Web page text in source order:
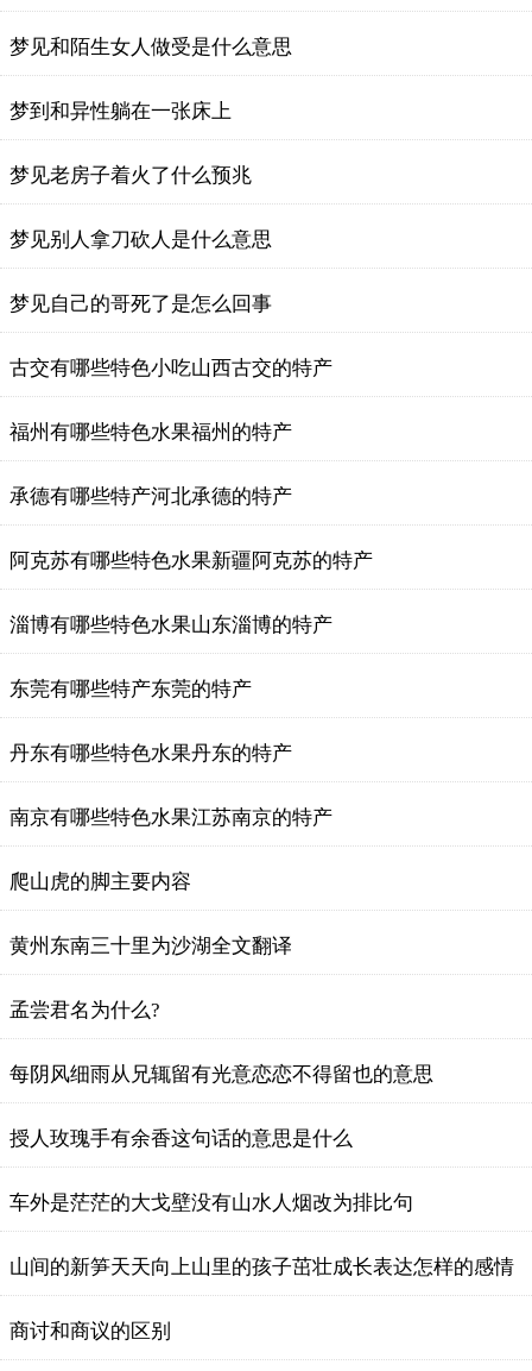
梦见和陌生女人做受是什么意思
梦到和异性躺在一张床上
梦见老房子着火了什么预兆
梦见别人拿刀砍人是什么意思
梦见自己的哥死了是怎么回事
古交有哪些特色小吃山西古交的特产
福州有哪些特色水果福州的特产
承德有哪些特产河北承德的特产
阿克苏有哪些特色水果新疆阿克苏的特产
淄博有哪些特色水果山东淄博的特产
东莞有哪些特产东莞的特产
丹东有哪些特色水果丹东的特产
南京有哪些特色水果江苏南京的特产
爬山虎的脚主要内容
黄州东南三十里为沙湖全文翻译
孟尝君名为什么?
每阴风细雨从兄辄留有光意恋恋不得留也的意思
授人玫瑰手有余香这句话的意思是什么
车外是茫茫的大戈壁没有山水人烟改为排比句
山间的新笋天天向上山里的孩子茁壮成长表达怎样的感情
商讨和商议的区别